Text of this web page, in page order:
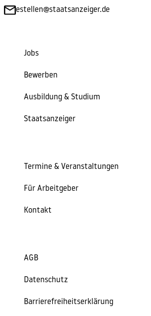
estellen@staatsanzeiger.de
Jobs
Bewerben
Ausbildung & Studium
Staatsanzeiger
Termine & Veranstaltungen
Für Arbeitgeber
Kontakt
AGB
Datenschutz
Barrierefreiheitserklärung